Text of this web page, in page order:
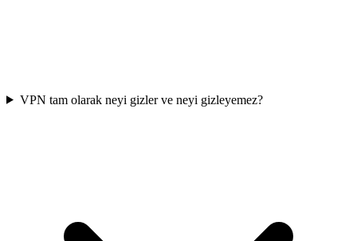
VPN tam olarak neyi gizler ve neyi gizleyemez?